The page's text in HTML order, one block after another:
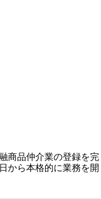
商品仲介業の登録を完
から本格的に業務を開